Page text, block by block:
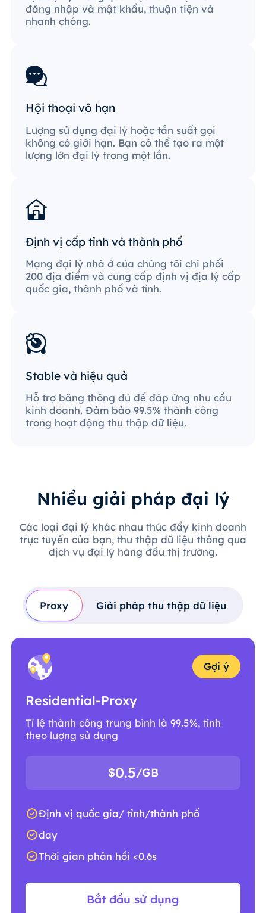
đăng nhập và mật khẩu, thuận tiện và
nhanh chóng.
Hội thoại vô hạn
Lượng sử dụng đại lý hoặc tần suất gọi
không có giới hạn. Bạn có thể tạo ra một
lượng lớn đại lý trong một lần.
Định vị cấp tỉnh và thành phố
Mạng đại lý nhà ở của chúng tôi chi phối
200 địa điểm và cung cấp định vị địa lý cấp
quốc gia, thành phố và tỉnh.
Stable và hiệu quả
Hỗ trợ băng thông đủ để đáp ứng nhu cầu
kinh doanh. Đảm bảo 99.5% thành công
trong hoạt động thu thập dữ liệu.
Nhiều giải pháp đại lý
Các loại đại lý khác nhau thúc đẩy kinh doanh
trực tuyến của bạn, thu thập dữ liệu thông qua
dịch vụ đại lý hàng đầu thị trường.
Proxy Giải pháp thu thập dữ liệu
Gợi ý
Residential-Proxy
Tỉ lệ thành công trung bình là 99.5%, tính
theo lượng sử dụng
$0.5/GB
Định vị quốc gia/ tỉnh/thành phố
day
Thời gian phản hồi <0.6s
Bắt đầu sử dụng